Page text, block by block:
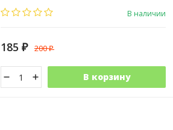
Вес упаковки:
В наличии
185 ₽ 200₽
В корзину